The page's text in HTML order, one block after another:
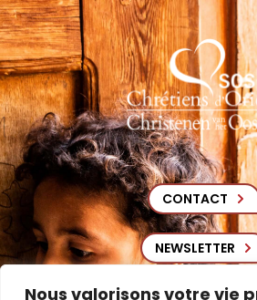
Nous valorisons votre vie
CONTACT
NEWSLETTER